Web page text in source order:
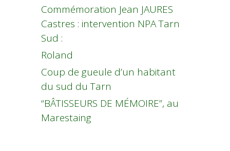
Commémoration Jean JAURES
Castres : intervention NPA Tarn
Sud :
Roland
Coup de gueule d’un habitant
du sud du Tarn
“BÂTISSEURS DE MÉMOIRE”, au
Marestaing